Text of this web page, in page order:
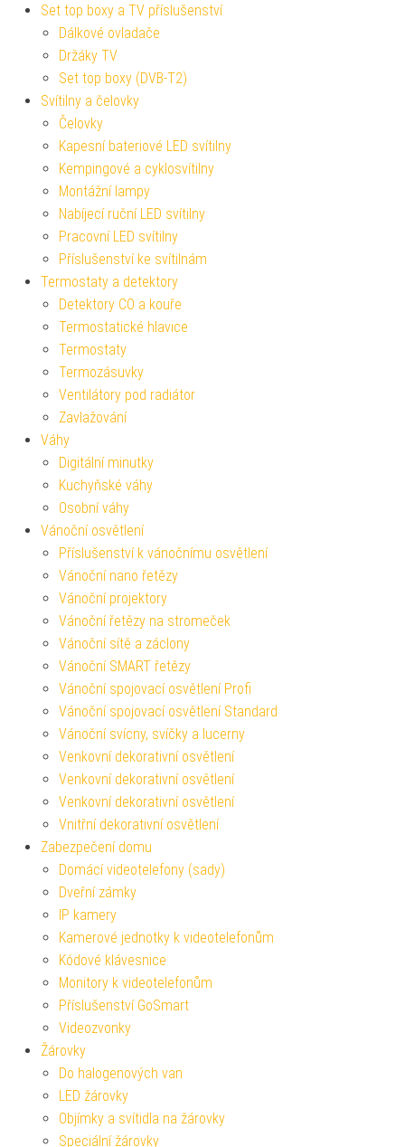
Set top boxy a TV příslušenství
Dálkové ovladače
Držáky TV
Set top boxy (DVB-T2)
Svítilny a čelovky
Čelovky
Kapesní bateriové LED svítilny
Kempingové a cyklosvítilny
Montážní lampy
Nabíjecí ruční LED svítilny
Pracovní LED svítilny
Příslušenství ke svítilnám
Termostaty a detektory
Detektory CO a kouře
Termostatické hlavice
Termostaty
Termozásuvky
Ventilátory pod radiátor
Zavlažování
Váhy
Digitální minutky
Kuchyňské váhy
Osobní váhy
Vánoční osvětlení
Příslušenství k vánočnímu osvětlení
Vánoční nano řetězy
Vánoční projektory
Vánoční řetězy na stromeček
Vánoční sítě a záclony
Vánoční SMART řetězy
Vánoční spojovací osvětlení Profi
Vánoční spojovací osvětlení Standard
Vánoční svícny, svíčky a lucerny
Venkovní dekorativní osvětlení
Venkovní dekorativní osvětlení
Venkovní dekorativní osvětlení
Vnitřní dekorativní osvětlení
Zabezpečení domu
Domácí videotelefony (sady)
Dveřní zámky
IP kamery
Kamerové jednotky k videotelefonům
Kódové klávesnice
Monitory k videotelefonům
Příslušenství GoSmart
Videozvonky
Žárovky
Do halogenových van
LED žárovky
Objímky a svítidla na žárovky
Speciální žárovky